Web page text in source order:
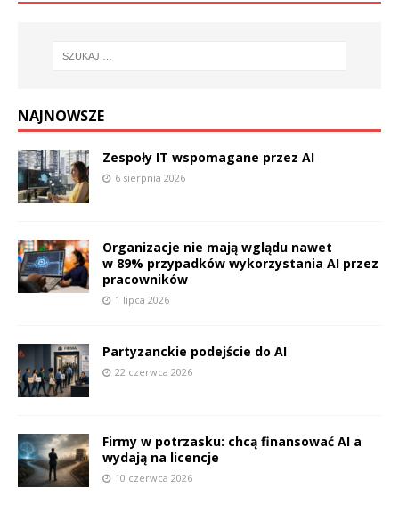
NAJNOWSZE
Zespoły IT wspomagane przez AI
6 sierpnia 2026
Organizacje nie mają wglądu nawet
w 89% przypadków wykorzystania AI przez
pracowników
1 lipca 2026
Partyzanckie podejście do AI
22 czerwca 2026
Firmy w potrzasku: chcą finansować AI a
wydają na licencje
10 czerwca 2026